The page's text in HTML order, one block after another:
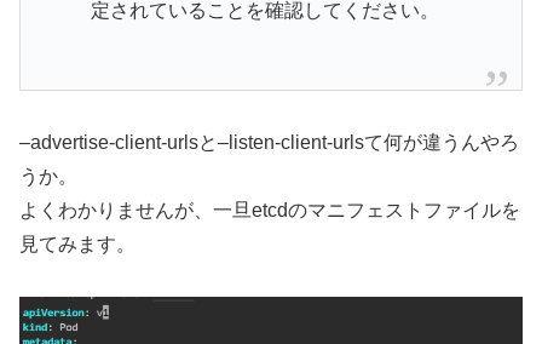
定されていることを確認してください。
–advertise-client-urlsと–listen-client-urlsて何が違うんやろ
うか。
よくわかりませんが、一旦etcdのマニフェストファイルを
見てみます。